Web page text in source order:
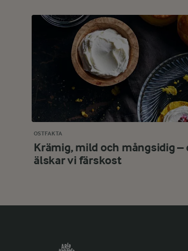
OSTFAKTA
Krämig, mild och mångsidig –
älskar vi färskost